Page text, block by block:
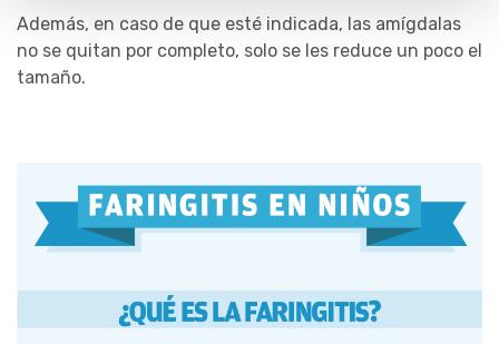
Además, en caso de que esté indicada, las amígdalas
no se quitan por completo, solo se les reduce un poco el
tamaño.